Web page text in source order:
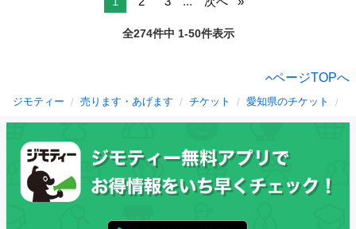
全274件中 1-50件表示
ページTOPへ
ジモティー 売ります・あげます チケット 愛知県のチケット